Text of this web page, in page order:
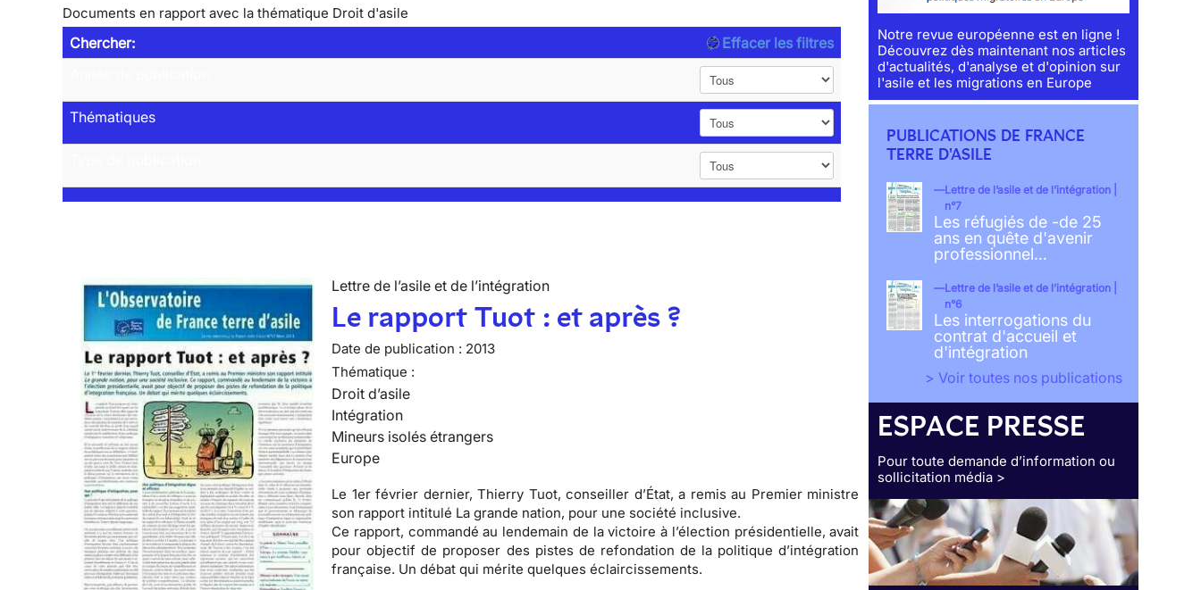
Documents en rapport avec la thématique Droit d'asile
Chercher:
Effacer les filtres
Thématiques
Lettre de l’asile et de l’intégration
Le rapport Tuot : et après ?
Date de publication : 2013
Thématique :
Droit d’asile
Intégration
Mineurs isolés étrangers
Europe
Le 1er février dernier, Thierry Tuot, conseiller d’État, a remis au Premier ministre
son rapport intitulé La grande nation, pour une société inclusive.
Ce rapport, commandé au lendemain de la victoire à l’élection présidentielle, avait
pour objectif de proposer des pistes de refondation de la politique d’intégration
française. Un débat qui mérite quelques éclaircissements.
Notre revue européenne est en ligne !
Découvrez dès maintenant nos articles
d'actualités, d'analyse et d'opinion sur
l'asile et les migrations en Europe
PUBLICATIONS DE FRANCE
TERRE D'ASILE
Lettre de l’asile et de l’intégration |
n°7
Les réfugiés de -de 25
ans en quête d'avenir
professionnel…
Lettre de l’asile et de l’intégration |
n°6
Les interrogations du
contrat d'accueil et
d'intégration
> Voir toutes nos publications
ESPACE PRESSE
Pour toute demande d’information ou
sollicitation média >